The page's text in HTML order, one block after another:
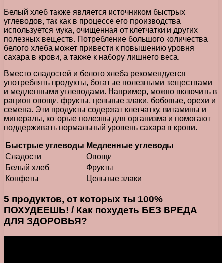
Белый хлеб также является источником быстрых
углеводов, так как в процессе его производства
используется мука, очищенная от клетчатки и других
полезных веществ. Потребление большого количества
белого хлеба может привести к повышению уровня
сахара в крови, а также к набору лишнего веса.
Вместо сладостей и белого хлеба рекомендуется
употреблять продукты, богатые полезными веществами
и медленными углеводами. Например, можно включить в
рацион овощи, фрукты, цельные злаки, бобовые, орехи и
семена. Эти продукты содержат клетчатку, витамины и
минералы, которые полезны для организма и помогают
поддерживать нормальный уровень сахара в крови.
Быстрые углеводы Медленные углеводы
Сладости
Овощи
Белый хлеб
Фрукты
Конфеты
Цельные злаки
5 продуктов, от которых ты 100%
ПОХУДЕЕШЬ! / Как похудеть БЕЗ ВРЕДА
ДЛЯ ЗДОРОВЬЯ?